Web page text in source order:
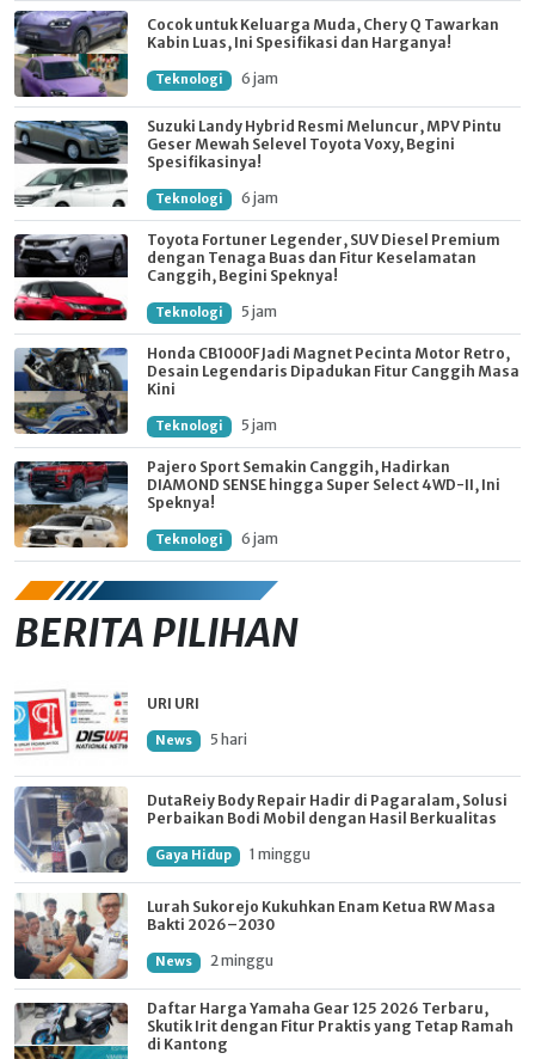
Cocok untuk Keluarga Muda, Chery Q Tawarkan
Kabin Luas, Ini Spesifikasi dan Harganya!
Teknologi 6 jam
Suzuki Landy Hybrid Resmi Meluncur, MPV Pintu
Geser Mewah Selevel Toyota Voxy, Begini
Spesifikasinya!
Teknologi 6 jam
Toyota Fortuner Legender, SUV Diesel Premium
dengan Tenaga Buas dan Fitur Keselamatan
Canggih, Begini Speknya!
Teknologi 5 jam
Honda CB1000F Jadi Magnet Pecinta Motor Retro,
Desain Legendaris Dipadukan Fitur Canggih Masa
Kini
Teknologi 5 jam
Pajero Sport Semakin Canggih, Hadirkan
DIAMOND SENSE hingga Super Select 4WD-II, Ini
Speknya!
Teknologi 6 jam
BERITA PILIHAN
URI URI
News 5 hari
DutaReiy Body Repair Hadir di Pagaralam, Solusi
Perbaikan Bodi Mobil dengan Hasil Berkualitas
Gaya Hidup 1 minggu
Lurah Sukorejo Kukuhkan Enam Ketua RW Masa
Bakti 2026–2030
News 2 minggu
Daftar Harga Yamaha Gear 125 2026 Terbaru,
Skutik Irit dengan Fitur Praktis yang Tetap Ramah
di Kantong